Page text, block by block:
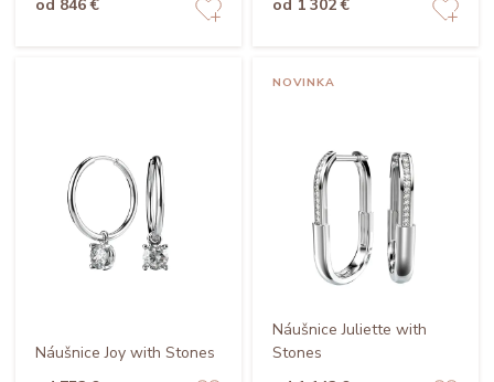
od 846 €
od 1 302 €
Náušnice Joy with Stones
NOVINKA
Náušnice Juliette with
Stones